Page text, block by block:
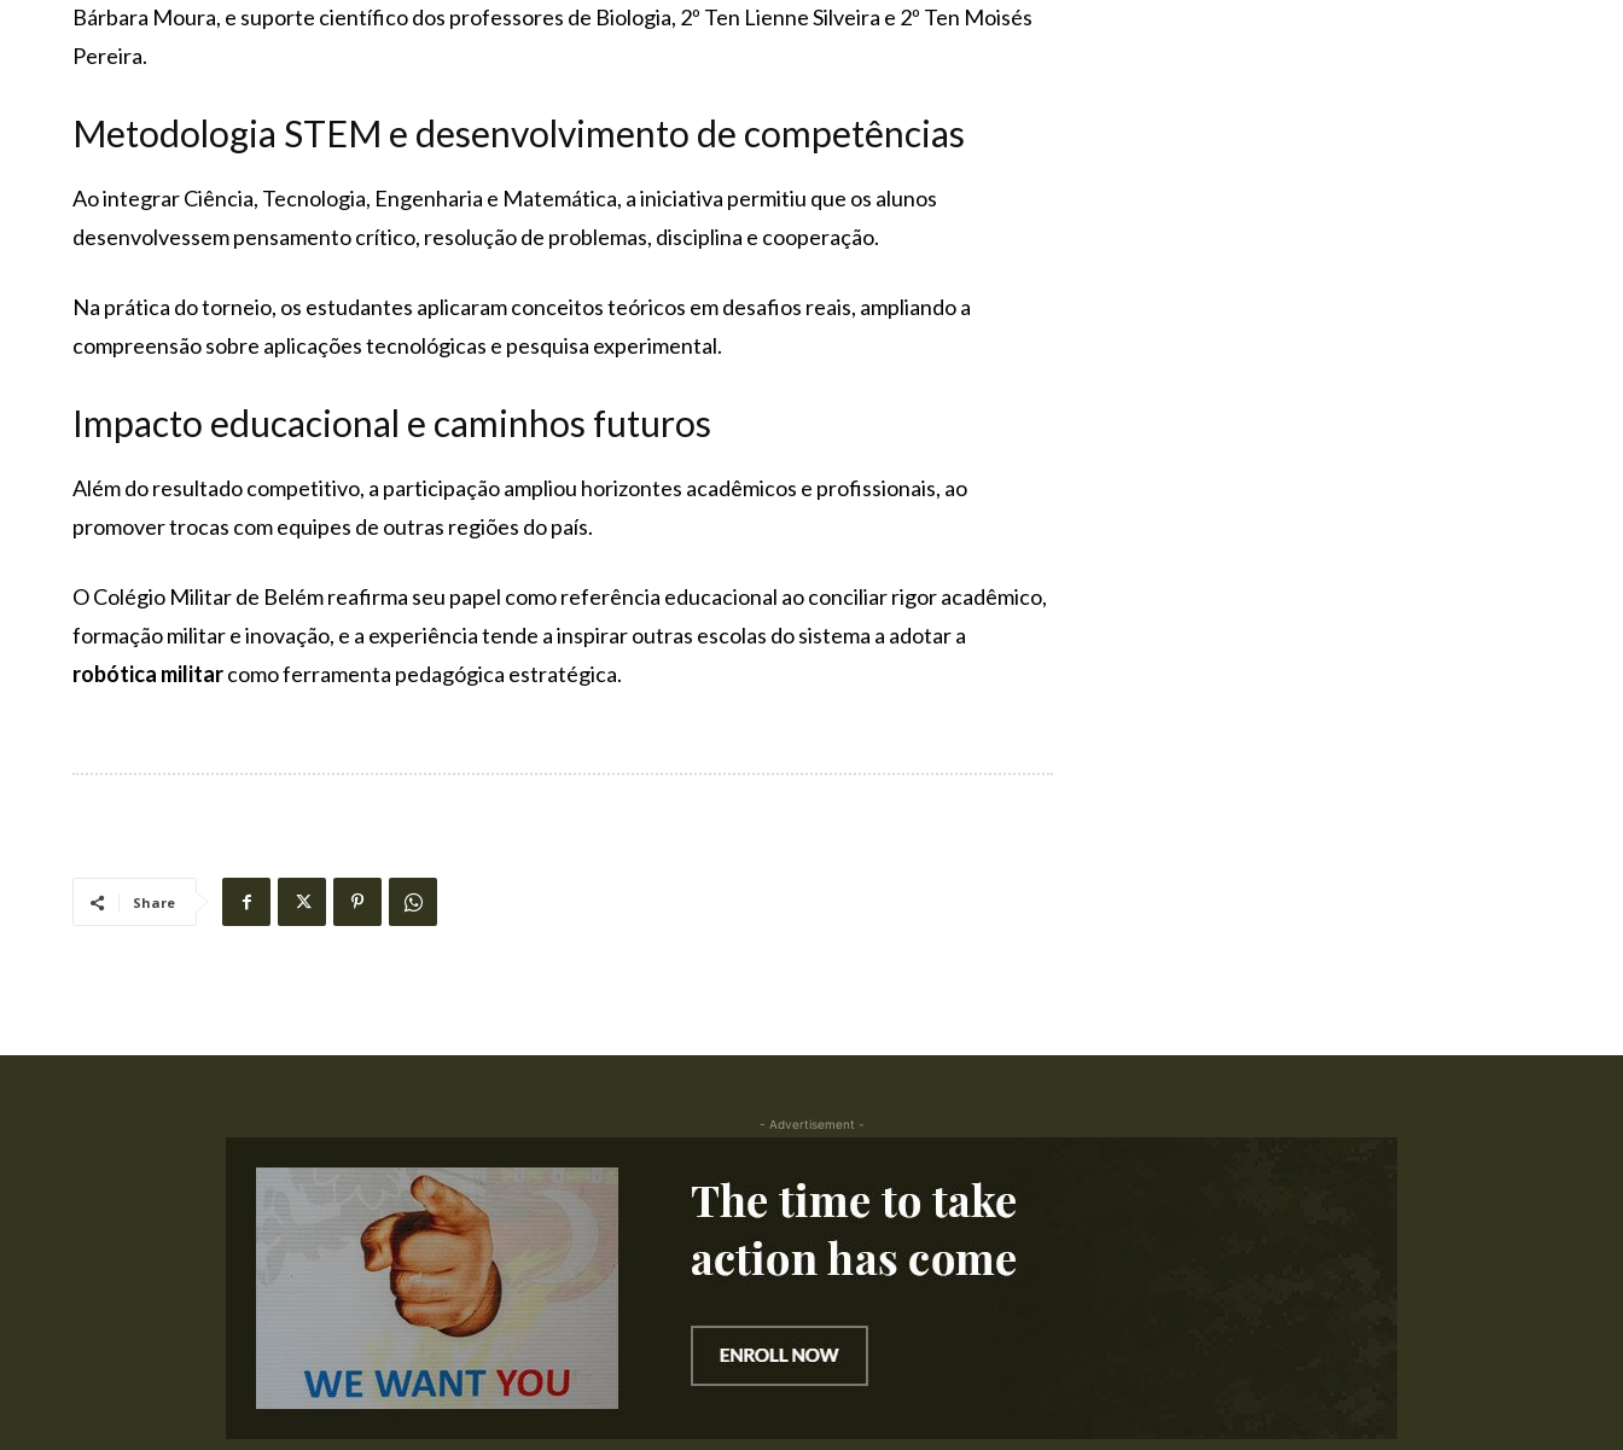
Bárbara Moura, e suporte científico dos professores de Biologia, 2º Ten Lienne Silveira e 2º Ten Moisés
Pereira.
Metodologia STEM e desenvolvimento de competências
Ao integrar Ciência, Tecnologia, Engenharia e Matemática, a iniciativa permitiu que os alunos
desenvolvessem pensamento crítico, resolução de problemas, disciplina e cooperação.
Na prática do torneio, os estudantes aplicaram conceitos teóricos em desafios reais, ampliando a
compreensão sobre aplicações tecnológicas e pesquisa experimental.
Impacto educacional e caminhos futuros
Além do resultado competitivo, a participação ampliou horizontes acadêmicos e profissionais, ao
promover trocas com equipes de outras regiões do país.
O Colégio Militar de Belém reafirma seu papel como referência educacional ao conciliar rigor acadêmico,
formação militar e inovação, e a experiência tende a inspirar outras escolas do sistema a adotar a
robótica militarcomo ferramenta pedagógica estratégica.
Share
- Advertisement -